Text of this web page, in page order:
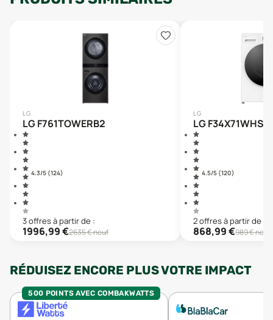
LG
LG F761TOWERB2
4.3/5 (124)
3offresà partir de :
1996,99€2635€ neuf
LG
LG F34X71WHST
4.5/5 (120)
2offresà partir de :
868,99€989€ neuf
RÉDUISEZ ENCORE PLUS VOTRE IMPACT
500 POINTS AVEC COMBAKWATTS